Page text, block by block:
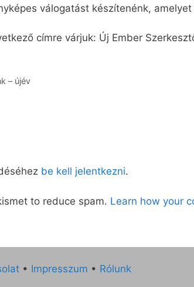
válogatást készítenénk,
címre várjuk: Új Ember
– újév
be kell jelentkezni.
to reduce spam. Learn how your
• Impresszum • Rólunk